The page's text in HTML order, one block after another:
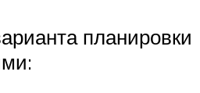
планировки